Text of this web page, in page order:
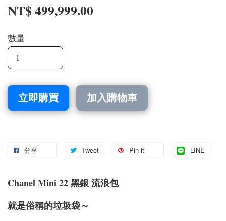
NT$ 499,999.00
數量
立即購買 加入購物車
分享 Tweet Pin it LINE
Chanel Mini 22 黑銀 流浪包
就是俗稱的垃圾袋～